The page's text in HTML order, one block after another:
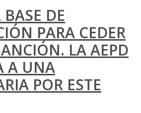
DE
PARA CEDER
LA AEPD
A UNA
POR ESTE